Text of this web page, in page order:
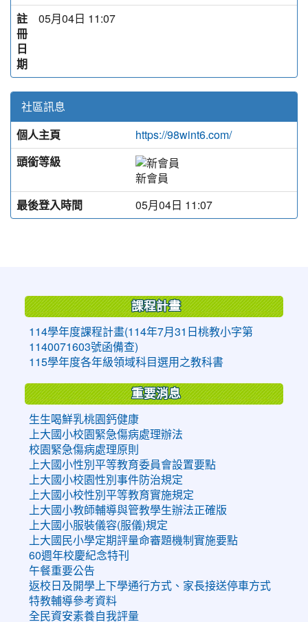
註
冊
日
期
05月04日 11:07
社區訊息
個人主頁
https://98wint6.com/
頭銜等級
新會員
最後登入時間
05月04日 11:07
課程計畫
114學年度課程計畫(114年7月31日桃教小字第
1140071603號函備查)
115學年度各年級領域科目選用之教科書
重要消息
生生喝鮮乳桃園鈣健康
上大國小校園緊急傷病處理辦法
校園緊急傷病處理原則
上大國小性別平等教育委員會設置要點
上大國小校園性別事件防治規定
上大國小校性別平等教育實施規定
上大國小教師輔導與管教學生辦法正確版
上大國小服裝儀容(服儀)規定
上大國民小學定期評量命審題機制實施要點
60週年校慶紀念特刊
午餐重要公告
返校日及開學上下學通行方式、家長接送停車方式
特教輔導參考資料
全民資安素養自我評量